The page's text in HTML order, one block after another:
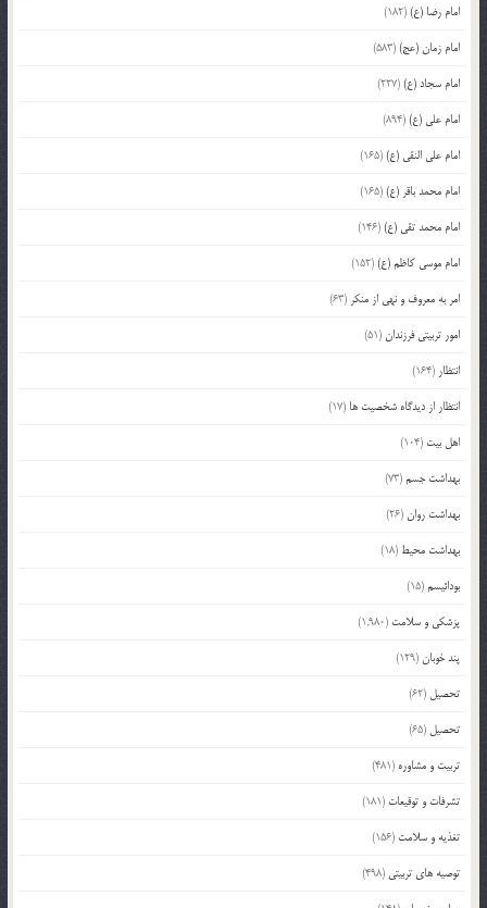
امام رضا (ع)(182)
امام زمان (عج)(583)
امام سجاد (ع)(227)
امام علی (ع)(894)
امام علی النقی (ع)(165)
امام محمد باقر (ع)(165)
امام محمد تقی (ع)(146)
امام موسی کاظم (ع)(152)
امر به معروف و نهی از منکر (63)
امور تربیتی فرزندان (51)
انتظار (164)
انتظار از دیدگاه شخصیت ها (17)
اهل بیت (104)
بهداشت جسم(73)
بهداشت روان (26)
بهداشت محیط (18)
بودائیسم(15)
پزشکی و سلامت (1,980)
پند خوبان (129)
تحصیل (62)
تحصیل (65)
تربیت و مشاوره (481)
تشرفات و توقیعات (181)
تغذیه و سلامت (156)
توصیه های تربیتی (498)